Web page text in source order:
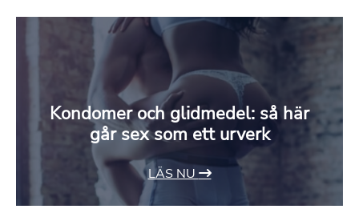
Kondomer och glidmedel: så här
går sex som ett urverk
LÄS NU